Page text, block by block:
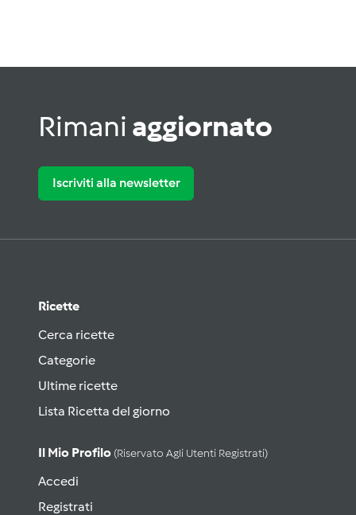
Rimani aggiornato
Iscriviti alla newsletter
Ricette
Cerca ricette
Categorie
Ultime ricette
Lista Ricetta del giorno
Il Mio Profilo (riservato Agli Utenti Registrati)
Accedi
Registrati